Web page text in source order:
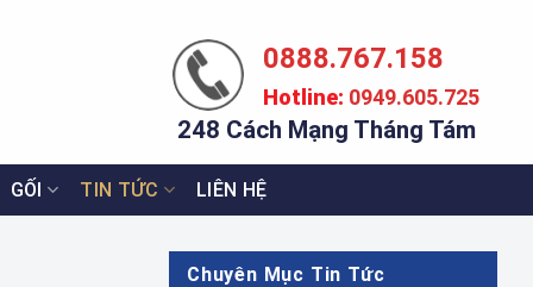
0888.767.158
Hotline: 0949.605.725
248 Cách Mạng Tháng Tám
GỐI TIN TỨC LIÊN HỆ
Chuyên Mục Tin Tức